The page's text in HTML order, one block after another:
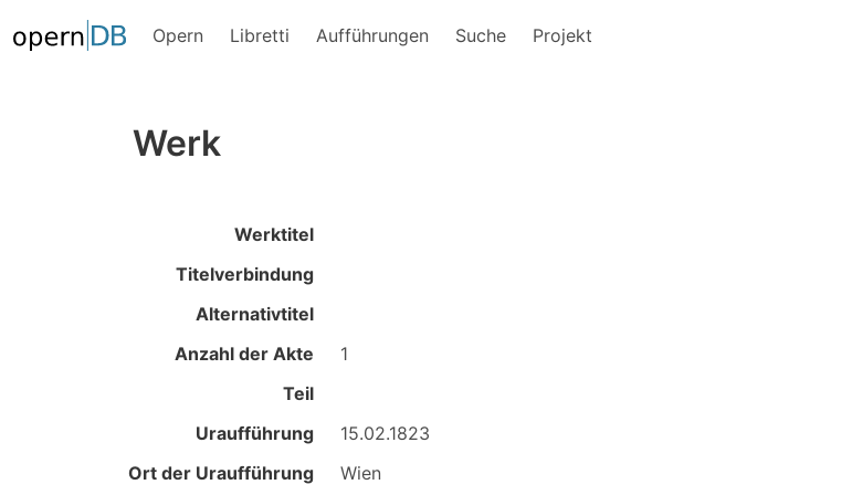
Opern Libretti Aufführungen Suche Projekt
Werk
Werktitel
Titelverbindung
Alternativtitel
Anzahl der Akte
1
Teil
Uraufführung
15.02.1823
Ort der Uraufführung
Wien